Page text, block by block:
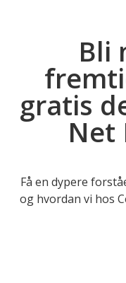
Bli
gratis
Net
Få en dypere
og hvordan vi hos